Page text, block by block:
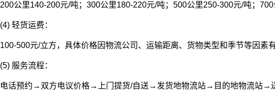
200公里140-200元/吨；300公里180-220元/吨；500公里250-300元/吨；
(4) 轻货运费：
100-500元/立方，具体价格因物流公司、运输距离、货物类型和季节等因素
(5) 服务流程：
电话预约→双方电议价格→上门提货/自送→发货地物流站→目的地物流站→